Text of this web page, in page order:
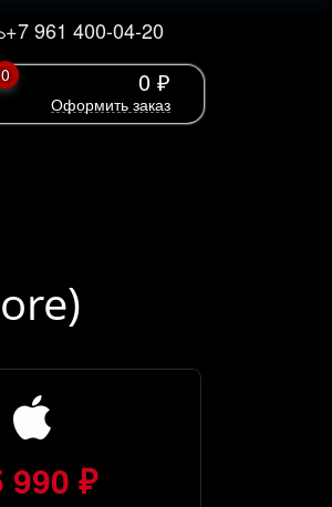
+7 961 400-04-20
0 0 ₽
Оформить заказ
990 ₽